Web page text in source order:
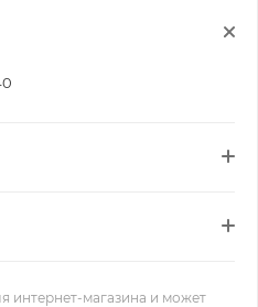
интернет-магазина и может